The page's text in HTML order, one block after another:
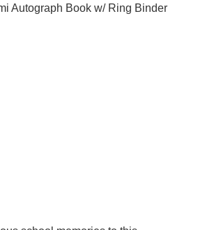
Autograph Book w/ Ring Binder